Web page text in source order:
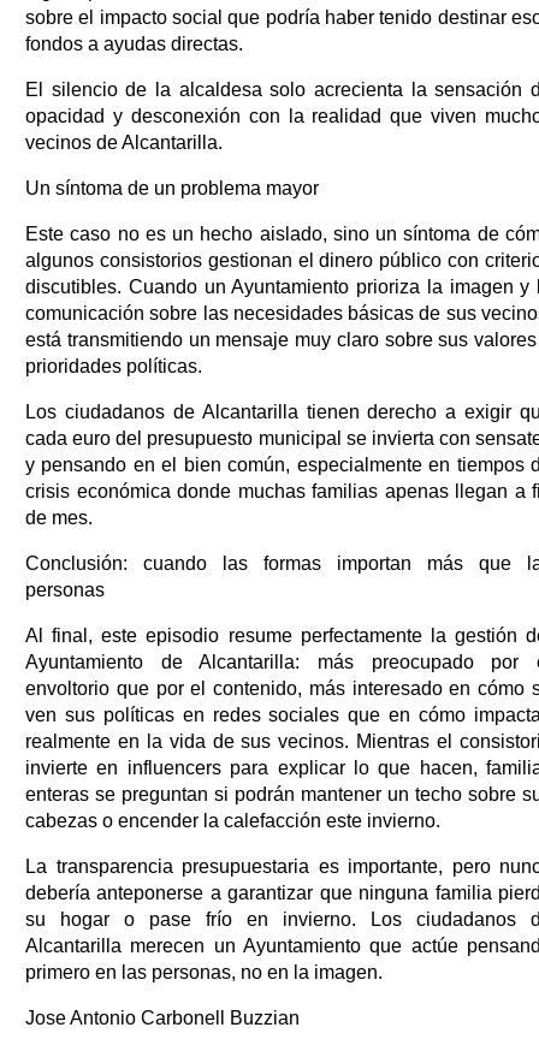
sobre el impacto social que podría haber tenido destinar
fondos a ayudas directas.
El silencio de la alcaldesa solo acrecienta la sensación
opacidad y desconexión con la realidad que viven
vecinos de Alcantarilla.
Un síntoma de un problema mayor
Este caso no es un hecho aislado, sino un síntoma de
algunos consistorios gestionan el dinero público con
discutibles. Cuando un Ayuntamiento prioriza la imagen y
comunicación sobre las necesidades básicas de sus
está transmitiendo un mensaje muy claro sobre sus
prioridades políticas.
Los ciudadanos de Alcantarilla tienen derecho a exigir
cada euro del presupuesto municipal se invierta con
y pensando en el bien común, especialmente en tiempos
crisis económica donde muchas familias apenas llegan a
de mes.
Conclusión: cuando las formas importan más que
personas
Al final, este episodio resume perfectamente la gestión
Ayuntamiento de Alcantarilla: más preocupado por
envoltorio que por el contenido, más interesado en cómo
ven sus políticas en redes sociales que en cómo
realmente en la vida de sus vecinos. Mientras el
invierte en influencers para explicar lo que hacen,
enteras se preguntan si podrán mantener un techo sobre
cabezas o encender la calefacción este invierno.
La transparencia presupuestaria es importante, pero
debería anteponerse a garantizar que ninguna familia
su hogar o pase frío en invierno. Los ciudadanos
Alcantarilla merecen un Ayuntamiento que actúe
primero en las personas, no en la imagen.
Jose Antonio Carbonell Buzzian